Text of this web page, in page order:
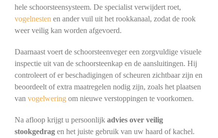
hele schoorsteensysteem. De specialist verwijdert roet,
vogelnesten en ander vuil uit het rookkanaal, zodat de rook
weer veilig kan worden afgevoerd.
Daarnaast voert de schoorsteenveger een zorgvuldige visuele
inspectie uit van de schoorsteenkap en de aansluitingen. Hij
controleert of er beschadigingen of scheuren zichtbaar zijn en
beoordeelt of extra maatregelen nodig zijn, zoals het plaatsen
van vogelweringom nieuwe verstoppingen te voorkomen.
Na afloop krijgt u persoonlijk advies over veilig
stookgedragen het juiste gebruik van uw haard of kachel.